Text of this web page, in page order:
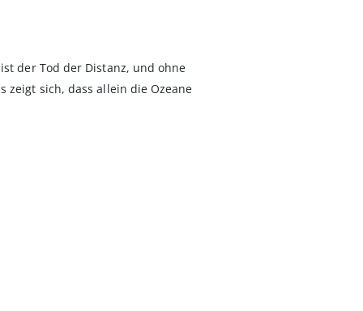
der Tod der Distanz, und ohne
zeigt sich, dass allein die Ozeane